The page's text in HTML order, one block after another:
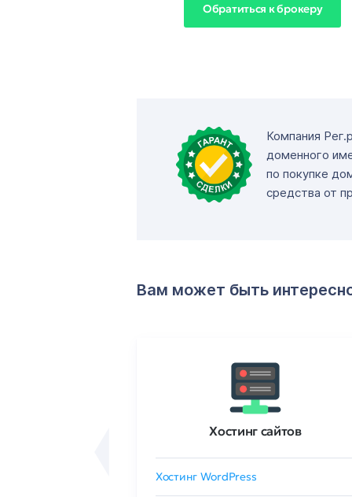
Обратиться к брокеру
Компания
доменного
по покупке
средства от
Вам может быть
Хостинг сайтов
Хостинг WordPress